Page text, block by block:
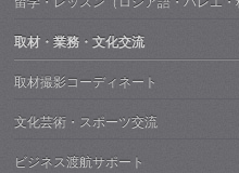
取材・業務・文化交流
取材撮影コーディネート
文化芸術・スポーツ交流
ビジネス渡航サポート